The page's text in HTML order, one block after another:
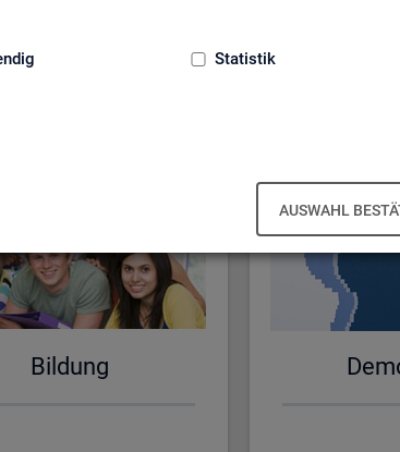
Statistik
AUSWAHL
Bil­dung